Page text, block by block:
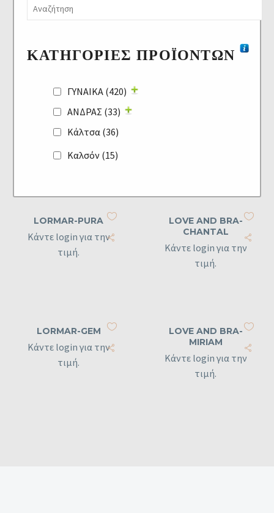
ΚΑΤΗΓΟΡΊΕΣ ΠΡΟΪΌΝΤΩΝ
ΓΥΝΑΙΚΑ (420)
ΑΝΔΡΑΣ (33)
Κάλτσα (36)
Καλσόν (15)
LORMAR-PURA
Κάντε login για την
τιμή.
LOVE AND BRA-
CHANTAL
Κάντε login για την
τιμή.
LORMAR-GEM
Κάντε login για την
τιμή.
LOVE AND BRA-
MIRIAM
Κάντε login για την
τιμή.